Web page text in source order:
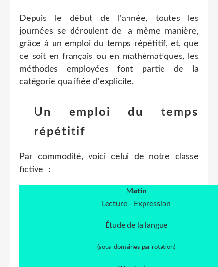
Depuis le début de l'année, toutes les
journées se déroulent de la même manière,
grâce à un emploi du temps répétitif, et, que
ce soit en français ou en mathématiques, les
méthodes employées font partie de la
catégorie qualifiée d'explicite.
Un emploi du temps
répétitif
Par commodité, voici celui de notre classe
fictive :
Matin
Lecture - Expression
Étude de la langue
(sous-domaines par rotation)